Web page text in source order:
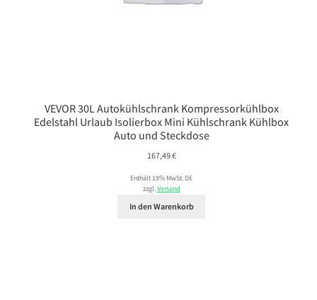
VEVOR 30L Autokühlschrank Kompressorkühlbox
Edelstahl Urlaub Isolierbox Mini Kühlschrank Kühlbox
Auto und Steckdose
167,49€
Enthält 19% MwSt. DE
zzgl.Versand
In den Warenkorb